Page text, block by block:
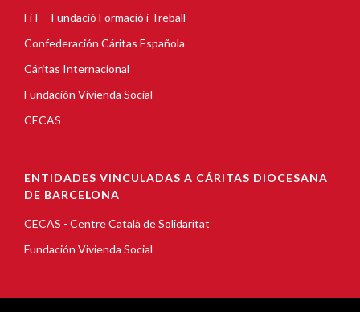
FiT – Fundació Formació i Treball
Confederación Cáritas Española
Cáritas Internacional
Fundación Vivienda Social
CECAS
ENTIDADES VINCULADAS A CÁRITAS DIOCESANA
DE BARCELONA
CECAS - Centre Català de Solidaritat
Fundación Vivienda Social